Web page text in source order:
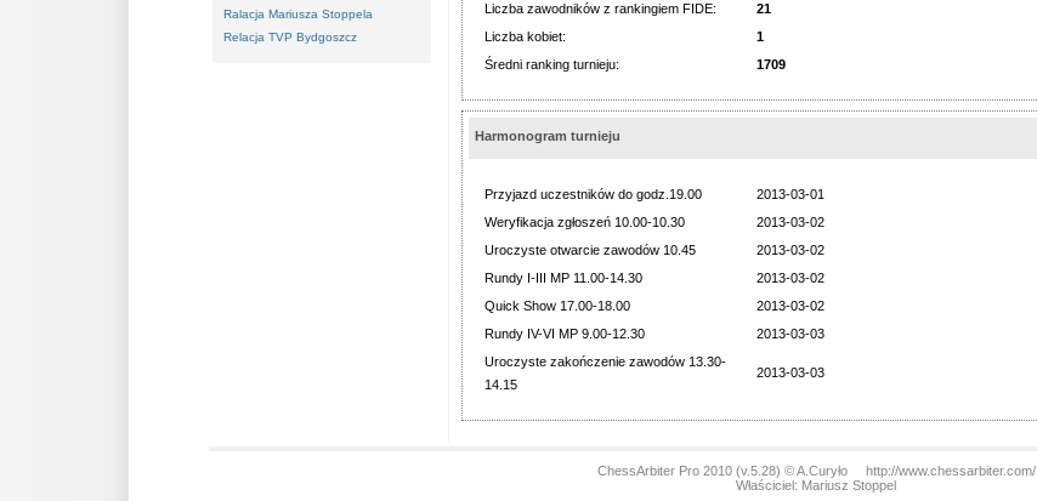
Ralacja Mariusza Stoppela
Relacja TVP Bydgoszcz
Liczba zawodników z rankingiem FIDE:
21
Liczba kobiet:
1
Średni ranking turnieju:
1709
Harmonogram turnieju
Przyjazd uczestników do godz.19.00
2013-03-01
Weryfikacja zgłoszeń 10.00-10.30
2013-03-02
Uroczyste otwarcie zawodów 10.45
2013-03-02
Rundy I-III MP 11.00-14.30
2013-03-02
Quick Show 17.00-18.00
2013-03-02
Rundy IV-VI MP 9.00-12.30
2013-03-03
Uroczyste zakończenie zawodów 13.30-
14.15
2013-03-03
ChessArbiter Pro 2010 (v.5.28) © A.Curyło http://www.chessarbiter.com/
Właściciel: Mariusz Stoppel